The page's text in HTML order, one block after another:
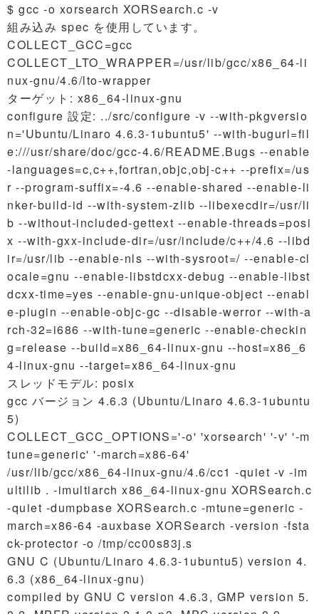
$ gcc -o xorsearch XORSearch.c -v
組み込み spec を使用しています。
COLLECT_GCC=gcc
COLLECT_LTO_WRAPPER=/usr/lib/gcc/x86_64-li
nux-gnu/4.6/lto-wrapper
ターゲット: x86_64-linux-gnu
configure 設定: ../src/configure -v --with-pkgversio
n='Ubuntu/Linaro 4.6.3-1ubuntu5' --with-bugurl=fil
e:///usr/share/doc/gcc-4.6/README.Bugs --enable
-languages=c,c++,fortran,objc,obj-c++ --prefix=/us
r --program-suffix=-4.6 --enable-shared --enable-li
nker-build-id --with-system-zlib --libexecdir=/usr/li
b --without-included-gettext --enable-threads=posi
x --with-gxx-include-dir=/usr/include/c++/4.6 --libd
ir=/usr/lib --enable-nls --with-sysroot=/ --enable-cl
ocale=gnu --enable-libstdcxx-debug --enable-libst
dcxx-time=yes --enable-gnu-unique-object --enabl
e-plugin --enable-objc-gc --disable-werror --with-a
rch-32=i686 --with-tune=generic --enable-checkin
g=release --build=x86_64-linux-gnu --host=x86_6
4-linux-gnu --target=x86_64-linux-gnu
スレッドモデル: posix
gcc バージョン 4.6.3 (Ubuntu/Linaro 4.6.3-1ubuntu
5)
COLLECT_GCC_OPTIONS='-o' 'xorsearch' '-v' '-m
tune=generic' '-march=x86-64'
/usr/lib/gcc/x86_64-linux-gnu/4.6/cc1 -quiet -v -im
ultilib . -imultiarch x86_64-linux-gnu XORSearch.c
-quiet -dumpbase XORSearch.c -mtune=generic -
march=x86-64 -auxbase XORSearch -version -fsta
ck-protector -o /tmp/cc00s83j.s
GNU C (Ubuntu/Linaro 4.6.3-1ubuntu5) version 4.
6.3 (x86_64-linux-gnu)
compiled by GNU C version 4.6.3, GMP version 5.